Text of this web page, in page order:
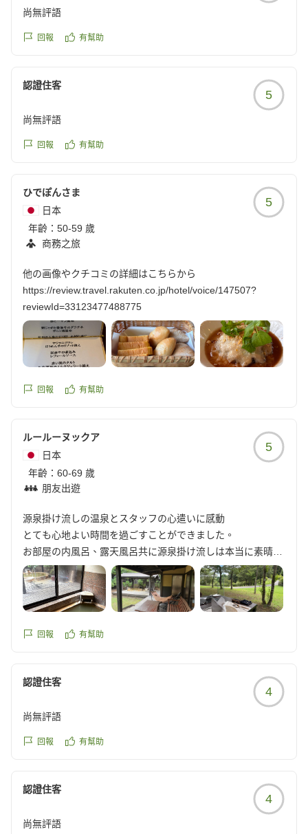
尚無評語
回報 有幫助
認證住客
5
尚無評語
回報 有幫助
ひでぽんさま
日本
年齡： 50-59 歲
商務之旅
5
他の画像やクチコミの詳細はこちらから
https://review.travel.rakuten.co.jp/hotel/voice/147507?
reviewId=33123477488775
回報 有幫助
ルールーヌックア
日本
年齡： 60-69 歲
朋友出遊
5
源泉掛け流しの温泉とスタッフの心遣いに感動
とても心地よい時間を過ごすことができました。
お部屋の内風呂、露天風呂共に源泉掛け流しは本当に素晴ら
しい!
新しい施設では無いですが綺麗にリフォームされていて掃除
も行き届いており、何よりスタッフの皆さんの優しい心遣い
猛暑の中、お庭の手入れをされていた方にも明るくお声がけ
お食事も静かな高原のレストランでゆったりとたのしめまし
旅好きであちこちに出かけていますが、是非またゆったり過
https://review.travel.rakuten.co.jp/hotel/voice/147507?
回報 有幫助
認證住客
4
尚無評語
回報 有幫助
認證住客
4
尚無評語